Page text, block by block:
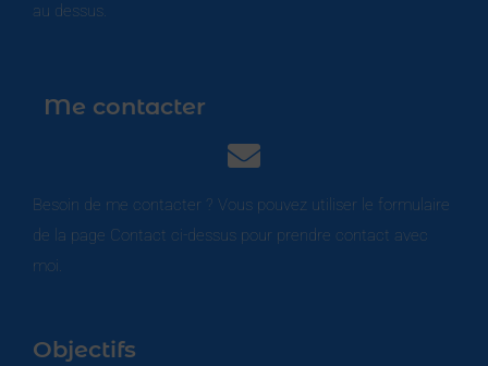
au dessus.
Me contacter
Besoin de me contacter ? Vous pouvez utiliser le formulaire
de la page Contact ci-dessus pour prendre contact avec
moi.
Objectifs